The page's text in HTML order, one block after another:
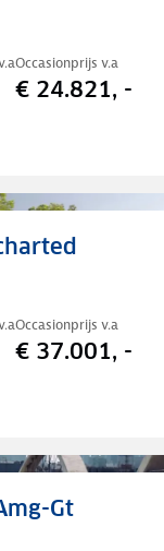
Occasionprijs v.a
€ 24.821, -
Occasionprijs v.a
€ 37.001, -
Gt